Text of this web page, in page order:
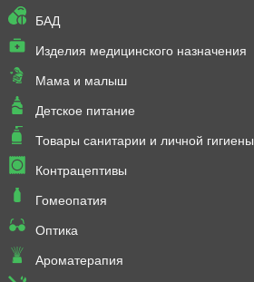
БАД
Изделия медицинского назначения
Мама и малыш
Детское питание
Товары санитарии и личной гигиены
Контрацептивы
Гомеопатия
Оптика
Ароматерапия